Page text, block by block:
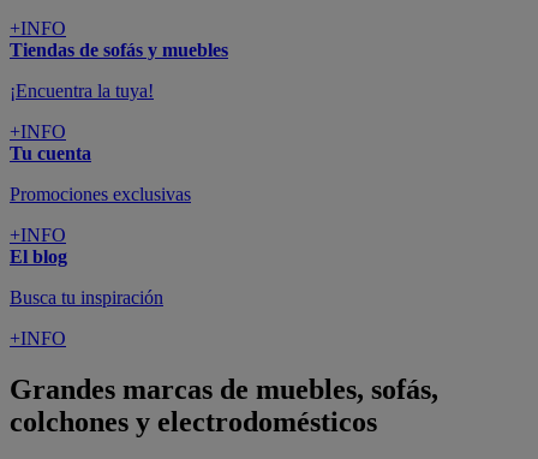
+INFO
Tiendas de sofás y muebles
¡Encuentra la tuya!
+INFO
Tu cuenta
Promociones exclusivas
+INFO
El blog
Busca tu inspiración
+INFO
Grandes marcas de muebles, sofás,
colchones y electrodomésticos